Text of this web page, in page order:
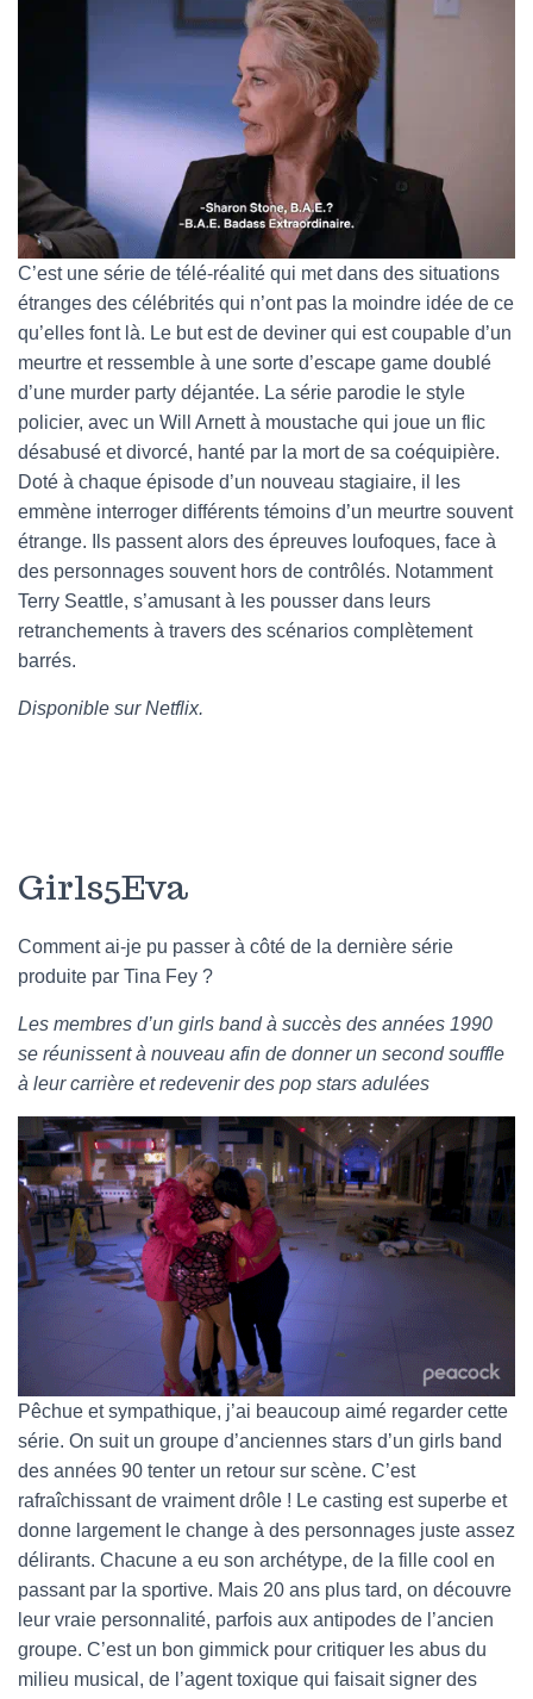
C’est une série de télé-réalité qui met dans des situations
étranges des célébrités qui n’ont pas la moindre idée de ce
qu’elles font là. Le but est de deviner qui est coupable d’un
meurtre et ressemble à une sorte d’escape game doublé
d’une murder party déjantée. La série parodie le style
policier, avec un Will Arnett à moustache qui joue un flic
désabusé et divorcé, hanté par la mort de sa coéquipière.
Doté à chaque épisode d’un nouveau stagiaire, il les
emmène interroger différents témoins d’un meurtre souvent
étrange. Ils passent alors des épreuves loufoques, face à
des personnages souvent hors de contrôlés. Notamment
Terry Seattle, s’amusant à les pousser dans leurs
retranchements à travers des scénarios complètement
barrés.
Disponible sur Netflix.
Girls5Eva
Comment ai-je pu passer à côté de la dernière série
produite par Tina Fey ?
Les membres d’un girls band à succès des années 1990
se réunissent à nouveau afin de donner un second souffle
à leur carrière et redevenir des pop stars adulées
Pêchue et sympathique, j’ai beaucoup aimé regarder cette
série. On suit un groupe d’anciennes stars d’un girls band
des années 90 tenter un retour sur scène. C’est
rafraîchissant de vraiment drôle ! Le casting est superbe et
donne largement le change à des personnages juste assez
délirants. Chacune a eu son archétype, de la fille cool en
passant par la sportive. Mais 20 ans plus tard, on découvre
leur vraie personnalité, parfois aux antipodes de l’ancien
groupe. C’est un bon gimmick pour critiquer les abus du
milieu musical, de l’agent toxique qui faisait signer des